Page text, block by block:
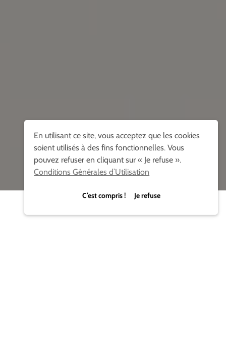
En utilisant ce site, vous acceptez que les cookies
soient utilisés à des fins fonctionnelles. Vous
pouvez refuser en cliquant sur « Je refuse ».
Conditions Générales d’Utilisation
C’est compris ! Je refuse